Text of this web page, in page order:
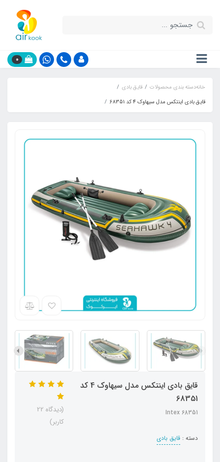
0
خانهدسته بندی محصولات
قایق بادی
قایق بادی اینتکس مدل سیهاوک 4 کد 68351
قایق بادی اینتکس مدل سیهاوک 4 کد
68351
68351 Intex
دسته : قایق بادی
(دیدگاه 22
کاربر)